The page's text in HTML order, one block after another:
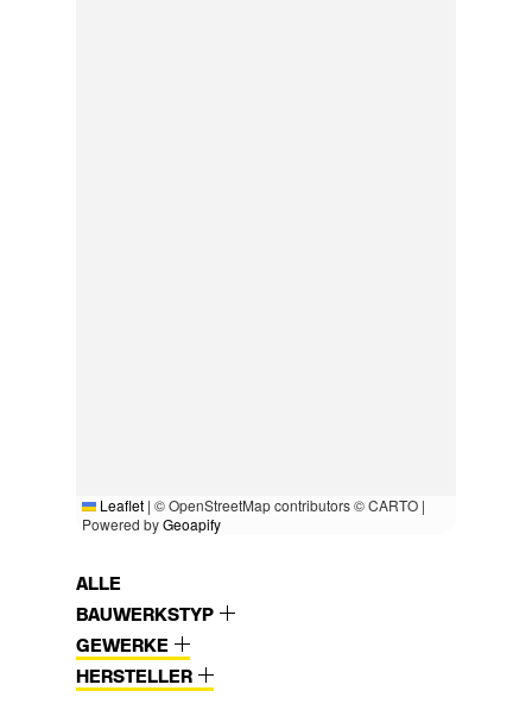
Leaflet | © OpenStreetMap contributors © CARTO |
Powered byGeoapify
ALLE
BAUWERKSTYP
GEWERKE
HERSTELLER